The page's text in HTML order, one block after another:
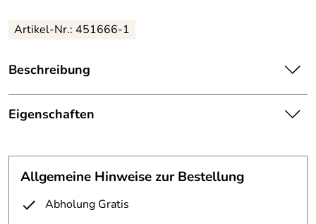
Artikel-Nr.: 451666-1
Beschreibung
Hausnummer551 angefertigt, aus 3mm starkem
Edelstahl.
Sie können andere Ziffern erhalten, die Schriftart, den
Schriftschnitt und die Breite individuell gestalten.
Einige Schriftbesipiele sehen sie unter "weitere Bilder".
Eigenschaften
Schrift:
frei wählbar
Material:
Allgemeine Hinweise zur Bestellung
Abholung Gratis